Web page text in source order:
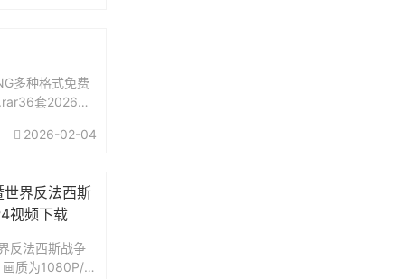
多种格式免费
套2026新
2026-02-04
界反法西斯
视频下载
反法西斯战争
质为1080P/4